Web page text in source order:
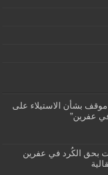
موقف بشأن الاستيلاء على
في عفرين”
بحق الكُرد في عفرين